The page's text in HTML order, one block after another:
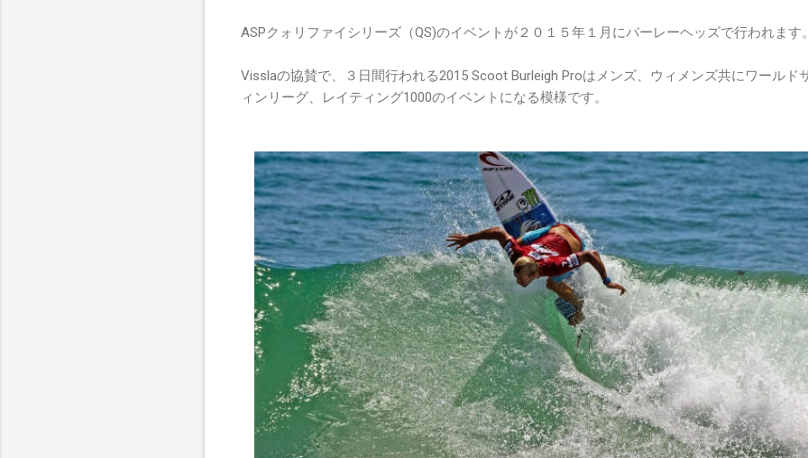
ASPクォリファイシリーズ（QS)のイベントが２０１５年１月にバーレーヘッズで行われます
Visslaの協賛で、３日間行われる2015 Scoot Burleigh Proはメンズ、ウィメンズ共にワールド
ィンリーグ、レイティング1000のイベントになる模様です。